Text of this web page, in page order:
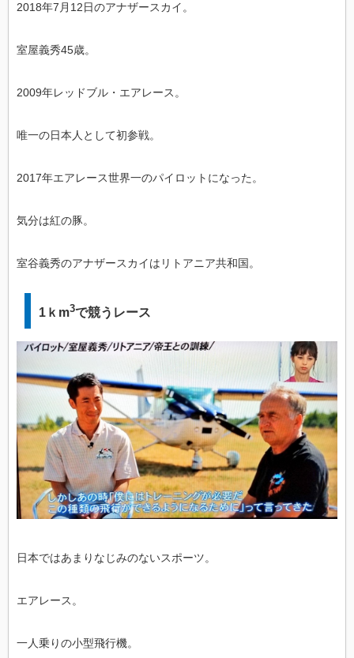
2018年7月12日のアナザースカイ。
室屋義秀45歳。
2009年レッドブル・エアレース。
唯一の日本人として初参戦。
2017年エアレース世界一のパイロットになった。
気分は紅の豚。
室谷義秀のアナザースカイはリトアニア共和国。
1ｋm3で競うレース
日本ではあまりなじみのないスポーツ。
エアレース。
一人乗りの小型飛行機。